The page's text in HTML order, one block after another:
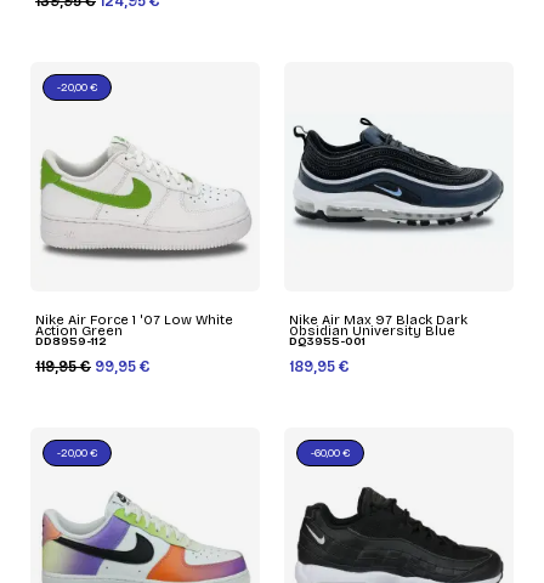
Nike Air Force 1 '07 Low White
Action Green
DD8959-112
119,95 € 99,95 €
-20,00 €
Nike Air Max 97 Black Dark
Obsidian University Blue
DQ3955-001
189,95 €
-20,00 € -60,00 €